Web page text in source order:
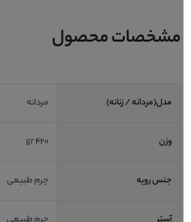
مشخصات محصول
مدل(مردانه / زنانه) مردانه
وزن 420 gr
جنس رویه چرم طبیعی